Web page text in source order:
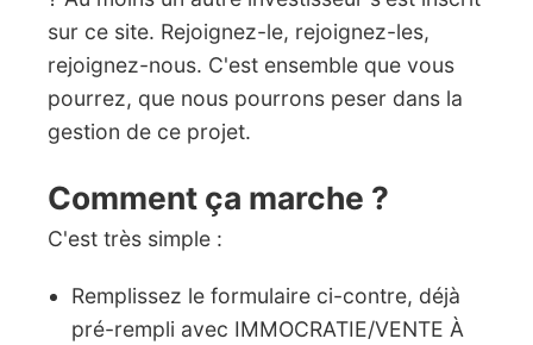
sur ce site. Rejoignez-le, rejoignez-les,
rejoignez-nous. C'est ensemble que vous
pourrez, que nous pourrons peser dans la
gestion de ce projet.
Comment ça marche ?
C'est très simple :
Remplissez le formulaire ci-contre, déjà
pré-rempli avec IMMOCRATIE/VENTE À